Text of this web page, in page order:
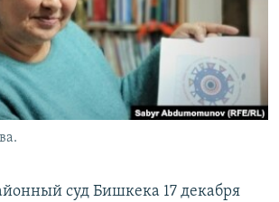
суд Бишкека 17 декабря